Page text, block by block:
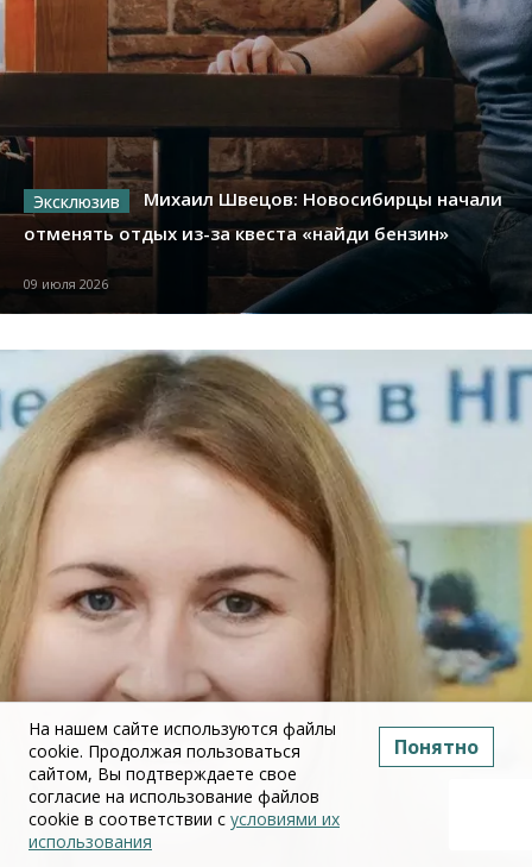
Михаил Швецов: Новосибирцы начали
отменять отдых из-за квеста «найди бензин»
09 июля 2026
На нашем сайте используются файлы
cookie. Продолжая пользоваться
сайтом, Вы подтверждаете свое
согласие на использование файлов
cookie в соответствии с условиями их
использования
Понятно